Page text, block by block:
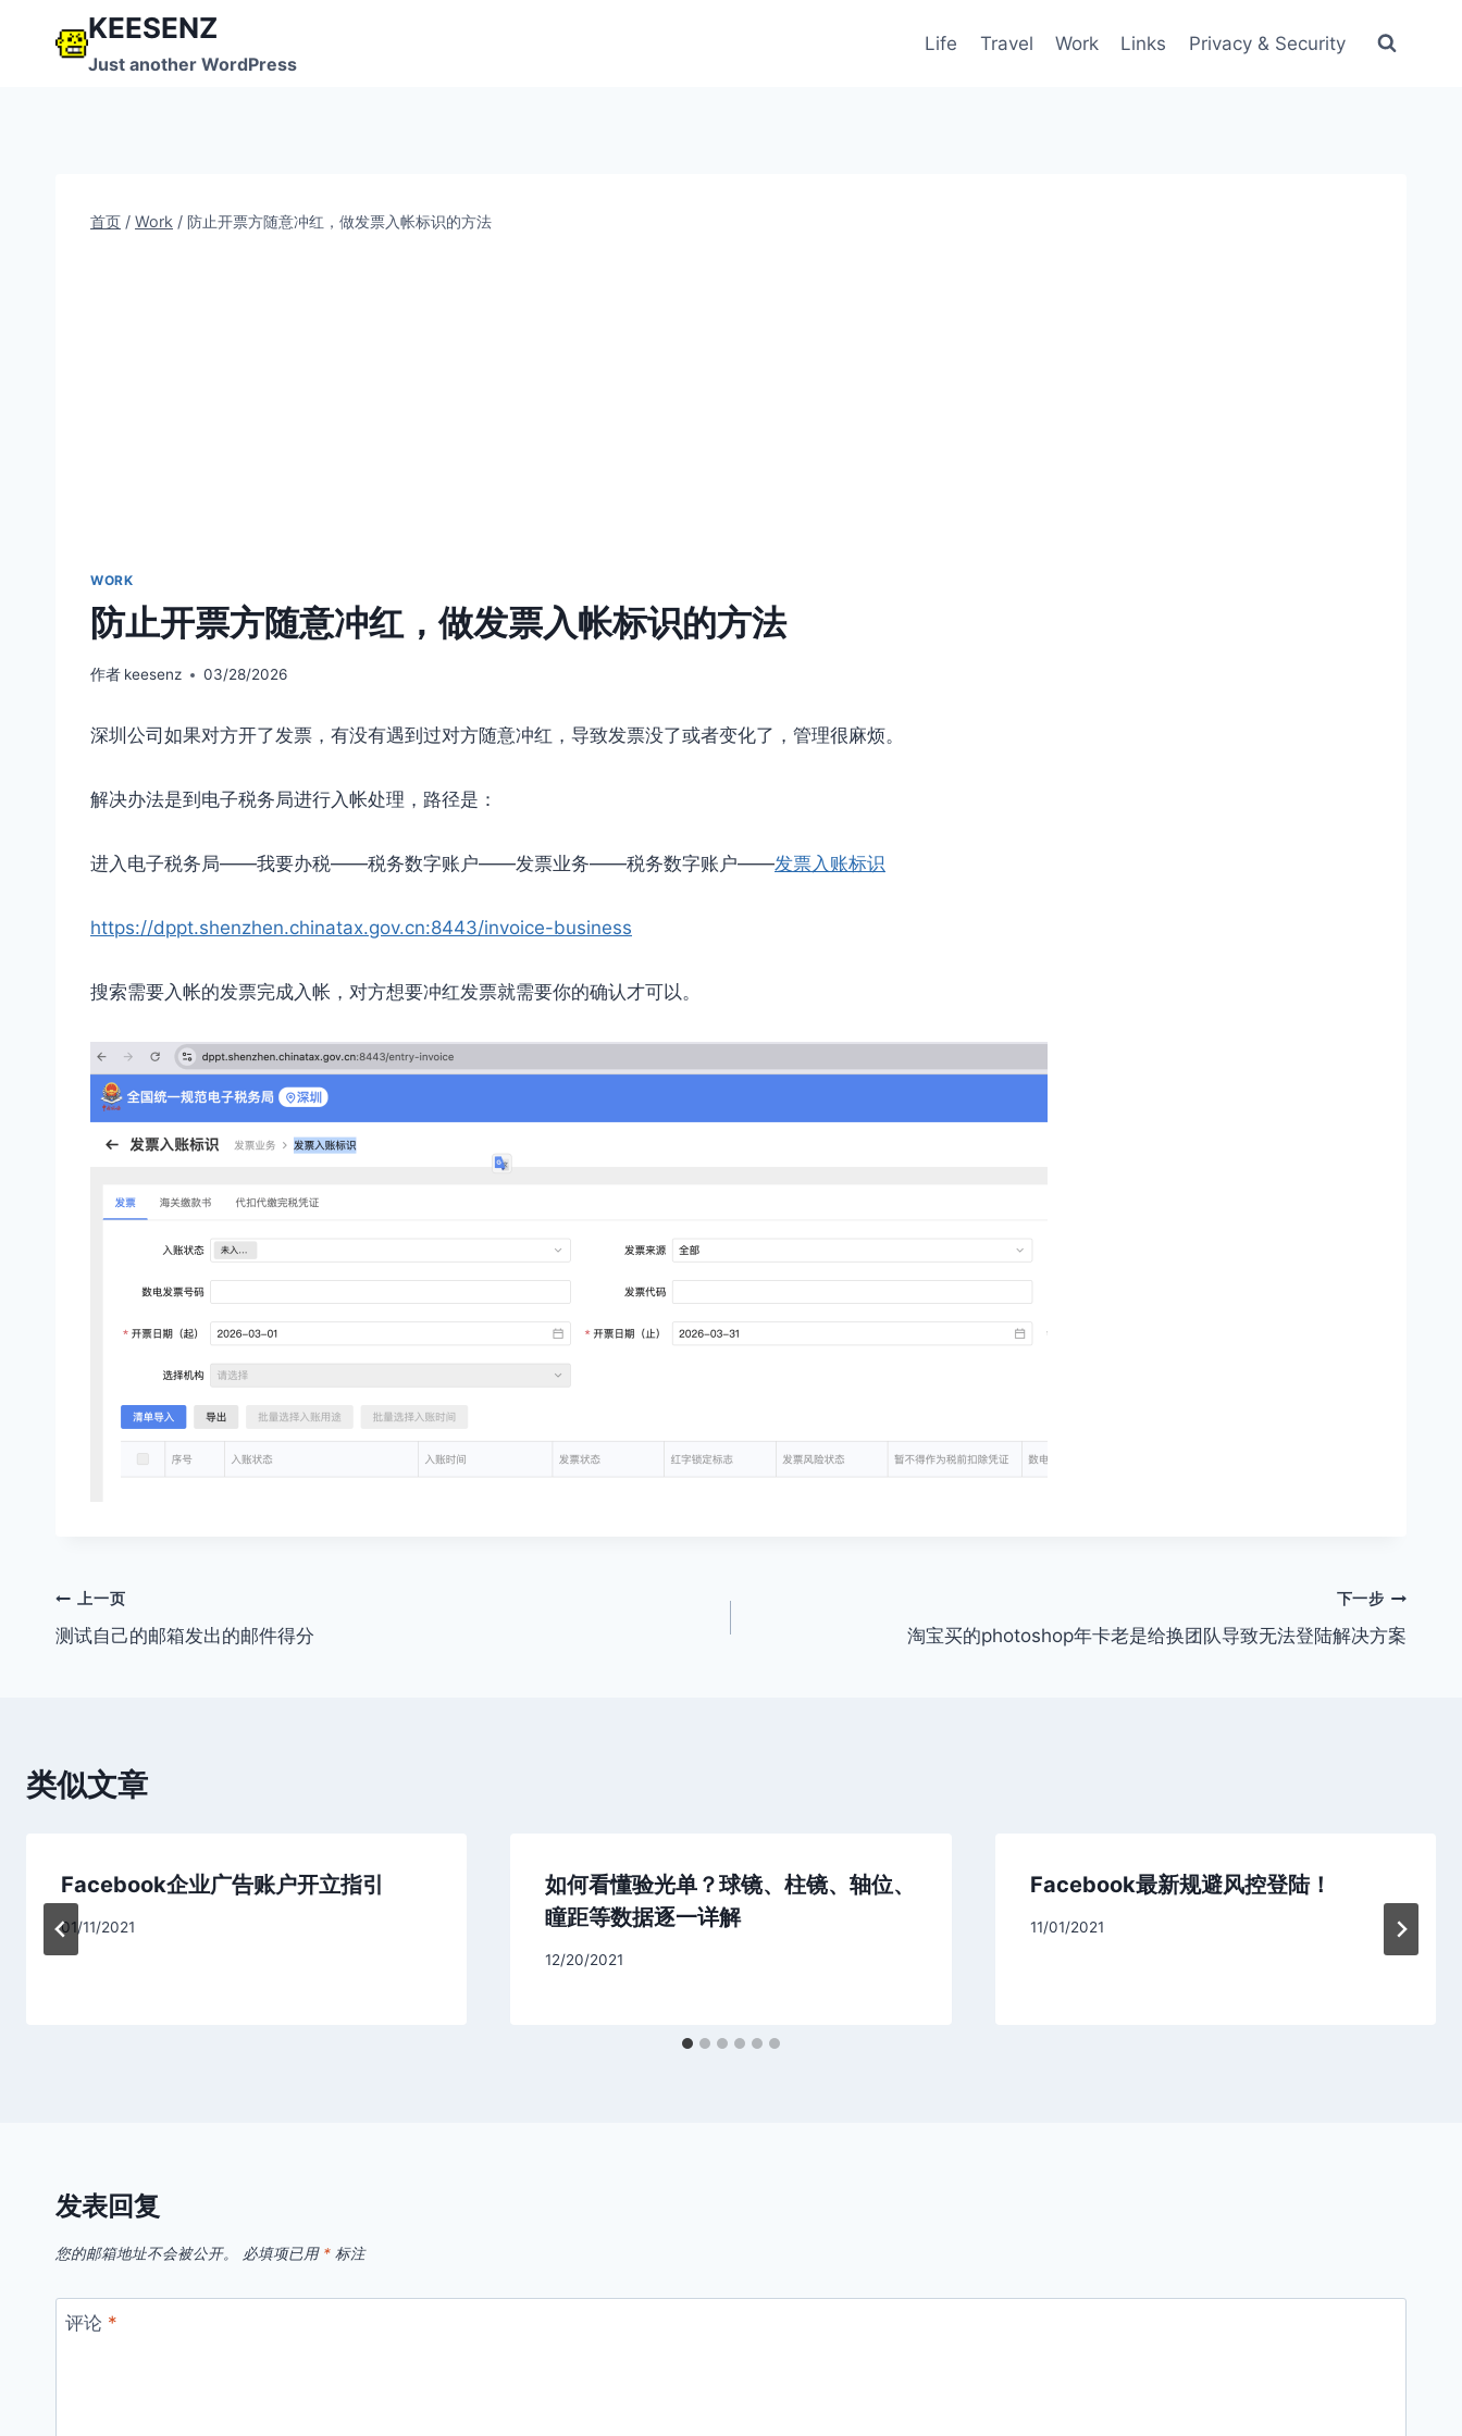
KEESENZ
Just another WordPress
Life Travel Work Links Privacy & Security
首页 / Work / 防止开票方随意冲红，做发票入帐标识的方法
WORK
防止开票方随意冲红，做发票入帐标识的方法
作者 keesenz 03/28/2026
深圳公司如果对方开了发票，有没有遇到过对方随意冲红，导致发票没了或者变化了，管理很麻烦。
解决办法是到电子税务局进行入帐处理，路径是：
进入电子税务局——我要办税——税务数字账户——发票业务——税务数字账户——发票入账标识
https://dppt.shenzhen.chinatax.gov.cn:8443/invoice-business
搜索需要入帐的发票完成入帐，对方想要冲红发票就需要你的确认才可以。
文
章
上一页
测试自己的邮箱发出的邮件得分
下一步
淘宝买的photoshop年卡老是给换团队导致无法登陆解决方案
类似文章
Facebook企业广告账户开立指引
01/11/2021
如何看懂验光单？球镜、柱镜、轴位、
瞳距等数据逐一详解
12/20/2021
Facebook最新规避风控登陆！
11/01/2021
发表回复
您的邮箱地址不会被公开。 必填项已用 * 标注
评论 *